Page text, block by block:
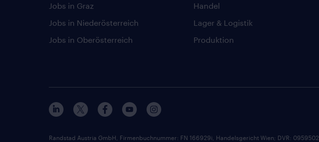
Jobs in Graz
Jobs in Niederösterreich
Jobs in Oberösterreich
Handel
Lager & Logistik
Produktion
Randstad Austria GmbH, Firmenbuchnummer: FN 166929i, Handelsgericht Wien; DVR: 0959502